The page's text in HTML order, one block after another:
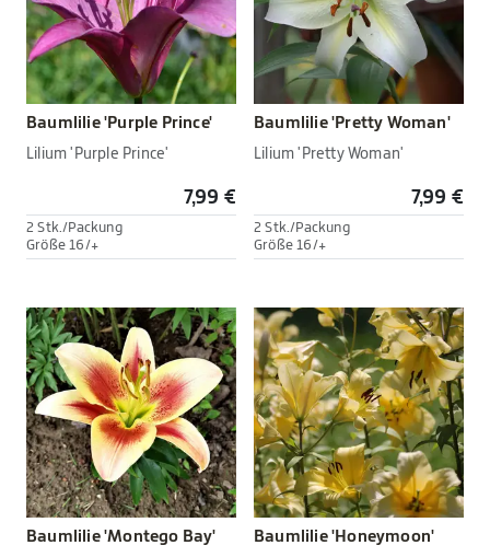
Baumlilie 'Purple Prince'
Lilium 'Purple Prince'
7,99 €
2 Stk./Packung
Größe 16/+
Baumlilie 'Pretty Woman'
Lilium 'Pretty Woman'
7,99 €
2 Stk./Packung
Größe 16/+
Baumlilie 'Montego Bay' Baumlilie 'Honeymoon'